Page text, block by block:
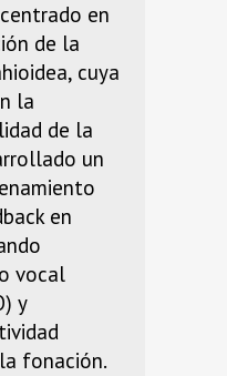
en
de la
cuya
la
de la
un
en
vocal
y
fonación.